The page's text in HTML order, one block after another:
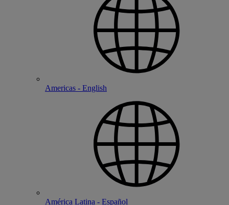
Americas - English
América Latina - Español